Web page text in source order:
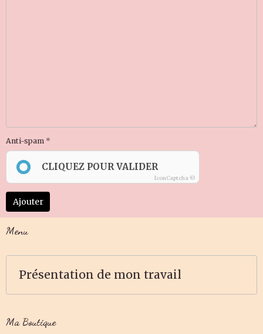
Anti-spam
CLIQUEZ POUR VALIDER
IconCaptcha ©
Ajouter
Menu
Présentation de mon travail
Ma Boutique